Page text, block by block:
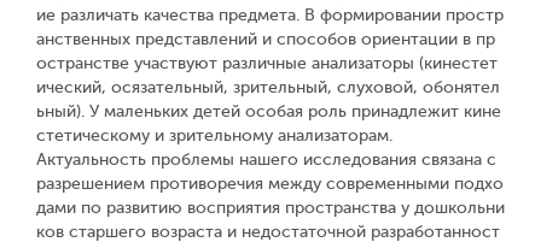
ие различать качества предмета. В формировании простр
анственных представлений и способов ориентации в пр
остранстве участвуют различные анализаторы (кинестет
ический, осязательный, зрительный, слуховой, обонятел
ьный). У маленьких детей особая роль принадлежит кине
стетическому и зрительному анализаторам.
Актуальность проблемы нашего исследования связана с
разрешением противоречия между современными подхо
дами по развитию восприятия пространства у дошкольни
ков старшего возраста и недостаточной разработанност